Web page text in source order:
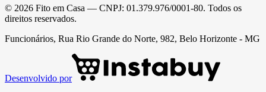
© 2026 Fito em Casa — CNPJ: 01.379.976/0001-80. Todos os
direitos reservados.
Funcionários, Rua Rio Grande do Norte, 982, Belo Horizonte - MG
Desenvolvido por